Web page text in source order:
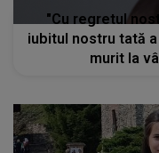
"Cu regretul
iubitul nostru tată
murit la